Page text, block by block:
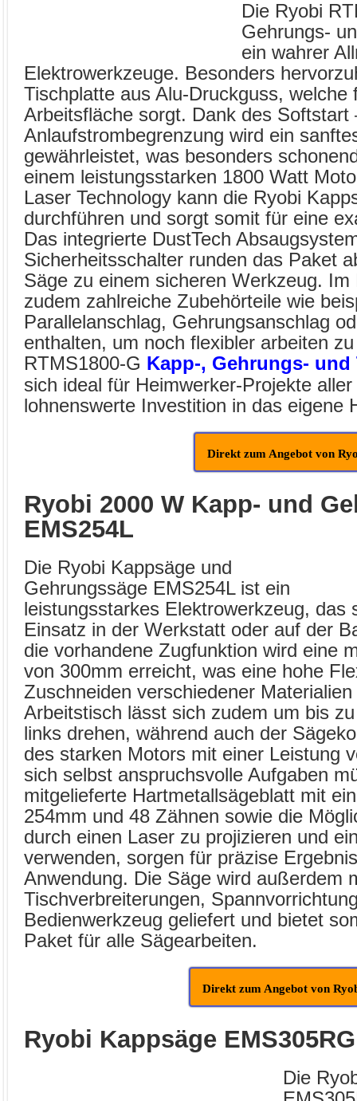
Die Ryobi
Gehrungs-
ein wahrer
Elektrowerkzeuge. Besonders
Tischplatte aus Alu-Druckguss, welche
Arbeitsfläche sorgt. Dank des Softstart
Anlaufstrombegrenzung wird ein
gewährleistet, was besonders
einem leistungsstarken 1800 Watt
Laser Technology kann die Ryobi
durchführen und sorgt somit für eine
Das integrierte DustTech
Sicherheitsschalter runden das Paket
Säge zu einem sicheren Werkzeug.
zudem zahlreiche Zubehörteile wie
Parallelanschlag, Gehrungsanschlag
enthalten, um noch flexibler arbeiten
RTMS1800-G Kapp-, Gehrungs-
sich ideal für Heimwerker-Projekte
lohnenswerte Investition in das eigene
Direkt zum Angebot von
Ryobi 2000 W Kapp- und
EMS254L
Die Ryobi Kappsäge und
Gehrungssäge EMS254L ist ein
leistungsstarkes Elektrowerkzeug, das
Einsatz in der Werkstatt oder auf der
die vorhandene Zugfunktion wird eine
von 300mm erreicht, was eine hohe
Zuschneiden verschiedener
Arbeitstisch lässt sich zudem um bis
links drehen, während auch der
des starken Motors mit einer Leistung
sich selbst anspruchsvolle Aufgaben
mitgelieferte Hartmetallsägeblatt mit
254mm und 48 Zähnen sowie die
durch einen Laser zu projizieren und
verwenden, sorgen für präzise
Anwendung. Die Säge wird außerdem
Tischverbreiterungen,
Bedienwerkzeug geliefert und bietet
Paket für alle Sägearbeiten.
Direkt zum Angebot von
Ryobi Kappsäge EMS305RG
Die